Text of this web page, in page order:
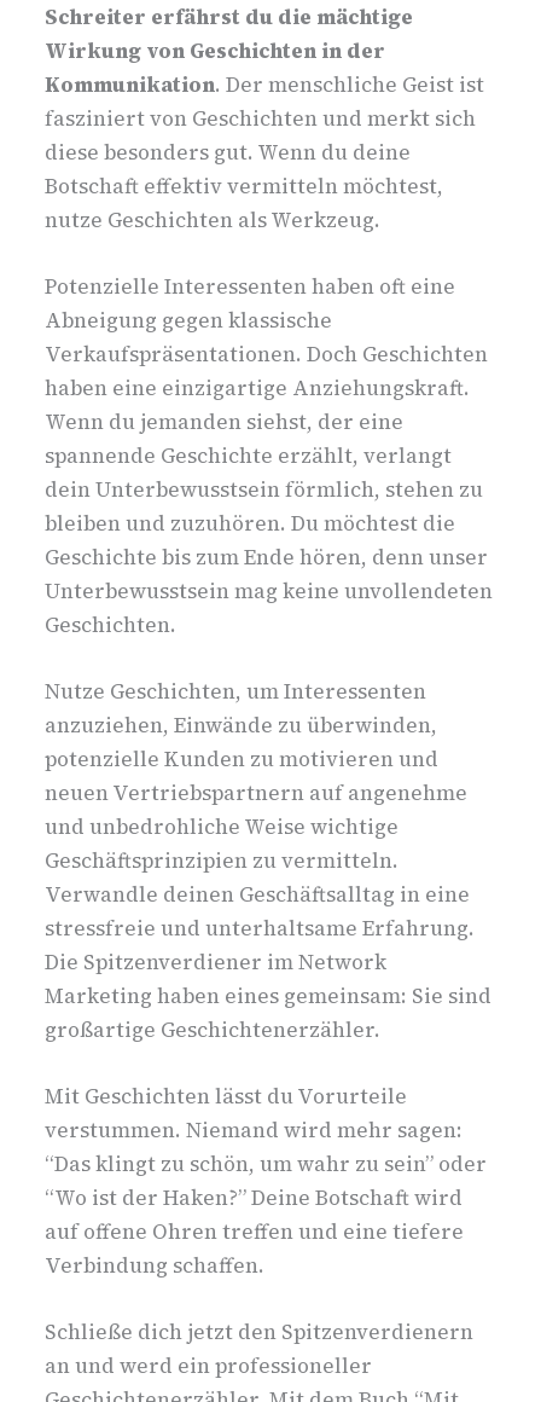
Schreiter erfährst du die mächtige
Wirkung von Geschichten in der
Kommunikation. Der menschliche Geist ist
fasziniert von Geschichten und merkt sich
diese besonders gut. Wenn du deine
Botschaft effektiv vermitteln möchtest,
nutze Geschichten als Werkzeug.
Potenzielle Interessenten haben oft eine
Abneigung gegen klassische
Verkaufspräsentationen. Doch Geschichten
haben eine einzigartige Anziehungskraft.
Wenn du jemanden siehst, der eine
spannende Geschichte erzählt, verlangt
dein Unterbewusstsein förmlich, stehen zu
bleiben und zuzuhören. Du möchtest die
Geschichte bis zum Ende hören, denn unser
Unterbewusstsein mag keine unvollendeten
Geschichten.
Nutze Geschichten, um Interessenten
anzuziehen, Einwände zu überwinden,
potenzielle Kunden zu motivieren und
neuen Vertriebspartnern auf angenehme
und unbedrohliche Weise wichtige
Geschäftsprinzipien zu vermitteln.
Verwandle deinen Geschäftsalltag in eine
stressfreie und unterhaltsame Erfahrung.
Die Spitzenverdiener im Network
Marketing haben eines gemeinsam: Sie sind
großartige Geschichtenerzähler.
Mit Geschichten lässt du Vorurteile
verstummen. Niemand wird mehr sagen:
“Das klingt zu schön, um wahr zu sein” oder
“Wo ist der Haken?” Deine Botschaft wird
auf offene Ohren treffen und eine tiefere
Verbindung schaffen.
Schließe dich jetzt den Spitzenverdienern
an und werd ein professioneller